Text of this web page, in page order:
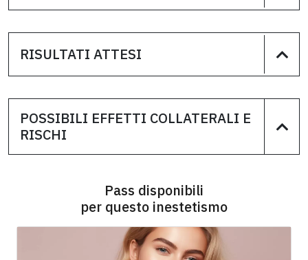
RISULTATI ATTESI
POSSIBILI EFFETTI COLLATERALI E
RISCHI
Pass disponibili
per questo inestetismo